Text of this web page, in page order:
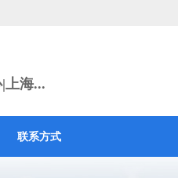
上海...
联系方式